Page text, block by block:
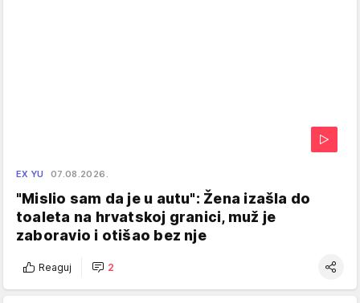
EX YU 07.08.2026.
"Mislio sam da je u autu": Žena izašla do
toaleta na hrvatskoj granici, muž je
zaboravio i otišao bez nje
Reaguj 2